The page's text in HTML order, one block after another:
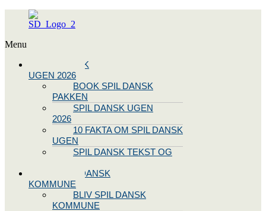
Menu
SPIL DANSK
UGEN 2026
BOOK SPIL DANSK
PAKKEN
SPIL DANSK UGEN
2026
10 FAKTA OM SPIL DANSK
UGEN
SPIL DANSK TEKST OG
BLIV SPIL DANSK
KOMMUNE
BLIV SPIL DANSK
KOMMUNE